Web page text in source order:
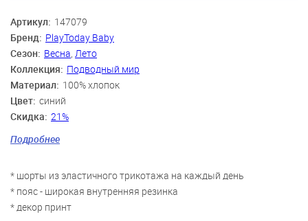
Артикул: 147079
Бренд: PlayToday Baby
Сезон: Весна, Лето
Коллекция: Подводный мир
Материал: 100% хлопок
Цвет: синий
Скидка: 21%
Мальчики
Возраст: 9 мес., 12 мес., 18 мес., 2 года
Подробнее
* шорты из эластичного трикотажа на каждый день
* пояс - широкая внутренняя резинка
* декор принт